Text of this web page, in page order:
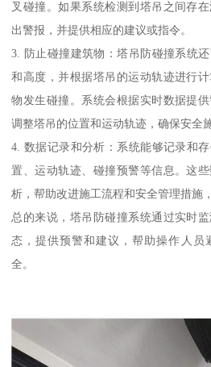
叉碰撞。如果系统检测到塔吊之间存
出警报，并提供相应的建议或指令。
3. 防止碰撞建筑物：塔吊防碰撞系统
和高度，并根据塔吊的运动轨迹进行
物发生碰撞。系统会根据实时数据提
调整塔吊的位置和运动轨迹，确保安全
4. 数据记录和分析：系统能够记录和
置、运动轨迹、碰撞预警等信息。这
析，帮助改进施工流程和安全管理措施
总的来说，塔吊防碰撞系统通过实时
态，提供预警和建议，帮助操作人员
全。